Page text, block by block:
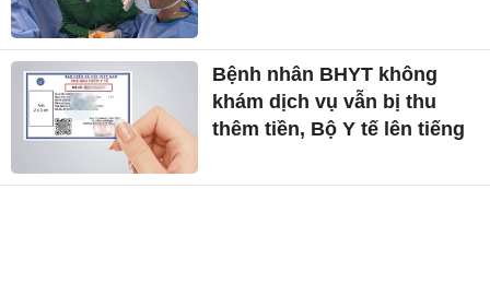
Bệnh nhân BHYT không
khám dịch vụ vẫn bị thu
thêm tiền, Bộ Y tế lên tiếng